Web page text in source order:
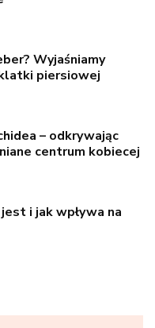
Wyjaśniamy
piersiowej
– odkrywając
centrum kobiecej
i jak wpływa na